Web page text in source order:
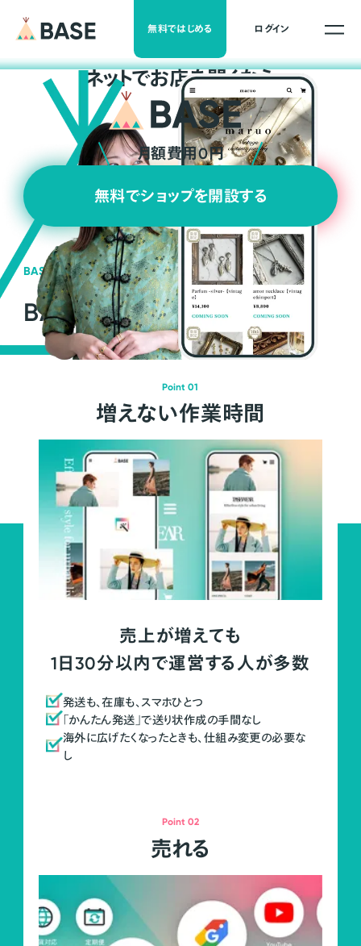
無料ではじめる ログイン
ネットでお店を開くなら
月額費用0円
無料でショップを開設する
BASEの強み
BASEが強い3つの理由
Point 01
増えない作業時間
売上が増えても
1日30分以内で運営する人が多数
発送も、在庫も、スマホひとつ
「かんたん発送」で送り状作成の手間なし
海外に広げたくなったときも、仕組み変更の必要な
し
Point 02
売れる